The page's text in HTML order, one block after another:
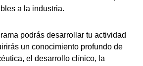
a la industria.
podrás desarrollar tu actividad
un conocimiento profundo de
el desarrollo clínico, la